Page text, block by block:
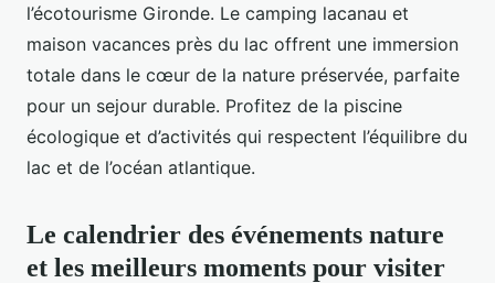
l’écotourisme Gironde. Le camping lacanau et
maison vacances près du lac offrent une immersion
totale dans le cœur de la nature préservée, parfaite
pour un sejour durable. Profitez de la piscine
écologique et d’activités qui respectent l’équilibre du
lac et de l’océan atlantique.
Le calendrier des événements nature
et les meilleurs moments pour visiter